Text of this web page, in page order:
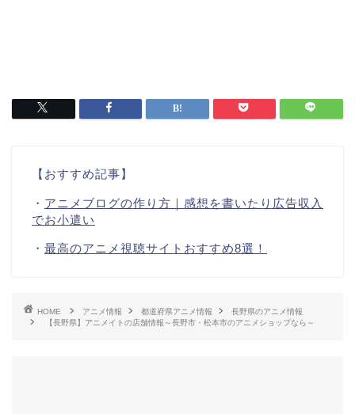
【おすすめ記事】
・ アニメブログの作り方｜感想を書いたり広告収入
でお小遣い
・ 最高のアニメ視聴サイトおすすめ8選！
HOME アニメ情報 都道府県アニメ情報
長野県のアニメ情報
【長野県】アニメイトの店舗情報～長野市・松本市のアニメショップなら～